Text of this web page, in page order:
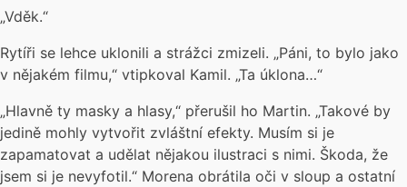
„Vděk.“
Rytíři se lehce uklonili a strážci zmizeli. „Páni, to bylo jako
v nějakém filmu,“ vtipkoval Kamil. „Ta úklona…“
„Hlavně ty masky a hlasy,“ přerušil ho Martin. „Takové by
jedině mohly vytvořit zvláštní efekty. Musím si je
zapamatovat a udělat nějakou ilustraci s nimi. Škoda, že
jsem si je nevyfotil.“ Morena obrátila oči v sloup a ostatní